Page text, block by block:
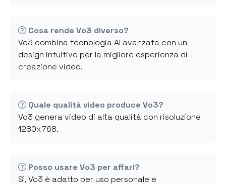
Cosa rende Vo3 diverso?
Vo3 combina tecnologia AI avanzata con un
design intuitivo per la migliore esperienza di
creazione video.
Quale qualità video produce Vo3?
Vo3 genera video di alta qualità con risoluzione
1280x768.
Posso usare Vo3 per affari?
Sì, Vo3 è adatto per uso personale e